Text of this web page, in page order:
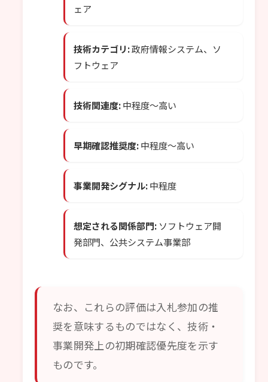
ェア
技術カテゴリ:政府情報システム、ソ
フトウェア
技術関連度:中程度〜高い
早期確認推奨度:中程度〜高い
事業開発シグナル:中程度
想定される関係部門: ソフトウェア開
発部門、公共システム事業部
なお、これらの評価は入札参加の推
奨を意味するものではなく、技術・
事業開発上の初期確認優先度を示す
ものです。